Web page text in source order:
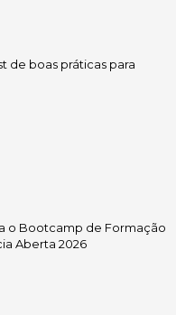
de boas práticas para
o Bootcamp de Formação
Aberta 2026